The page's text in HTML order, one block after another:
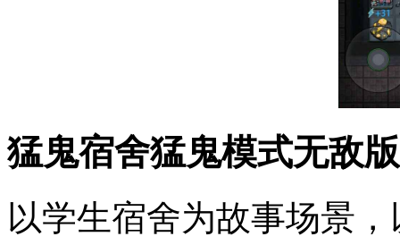
猛鬼宿舍猛鬼模式无敌
以学生宿舍为故事场景